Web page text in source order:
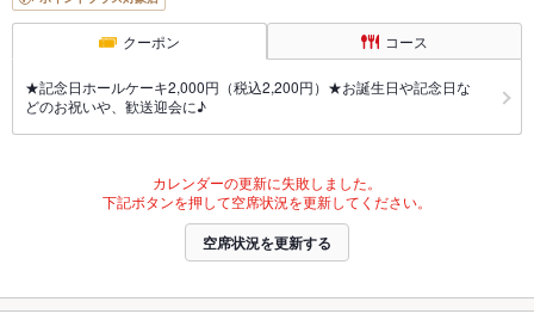
クーポン コース
★記念日ホールケーキ2,000円（税込2,200円）★お誕生日や記念日な
どのお祝いや、歓送迎会に♪
カレンダーの更新に失敗しました。
下記ボタンを押して空席状況を更新してください。
空席状況を更新する